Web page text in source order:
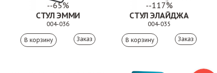
--65%
СТУЛ ЭММИ
004-036
Заказ
--117%
СТУЛ ЭЛАЙДЖА
004-035
Заказ